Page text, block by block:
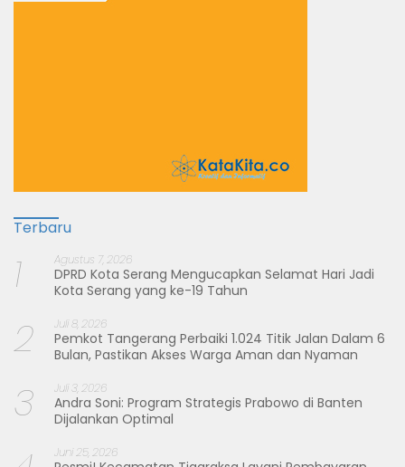
Terbaru
1 Agustus 7, 2026
DPRD Kota Serang Mengucapkan Selamat Hari Jadi
Kota Serang yang ke-19 Tahun
2 Juli 8, 2026
Pemkot Tangerang Perbaiki 1.024 Titik Jalan Dalam 6
Bulan, Pastikan Akses Warga Aman dan Nyaman
3 Juli 3, 2026
Andra Soni: Program Strategis Prabowo di Banten
Dijalankan Optimal
Juni 25, 2026